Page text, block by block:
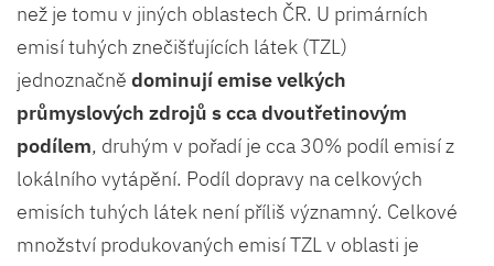
než je tomu v jiných oblastech ČR. U primárních
emisí tuhých znečišťujících látek (TZL)
jednoznačně dominují emise velkých
průmyslových zdrojů s cca dvoutřetinovým
podílem, druhým v pořadí je cca 30% podíl emisí z
lokálního vytápění. Podíl dopravy na celkových
emisích tuhých látek není příliš významný. Celkové
množství produkovaných emisí TZL v oblasti je